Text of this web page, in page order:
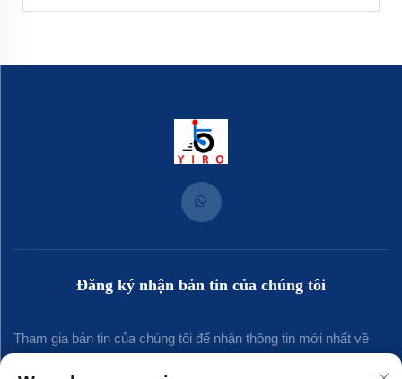
Đăng ký nhận bản tin của chúng tôi
Tham gia bản tin của chúng tôi để nhận thông tin mới nhất về